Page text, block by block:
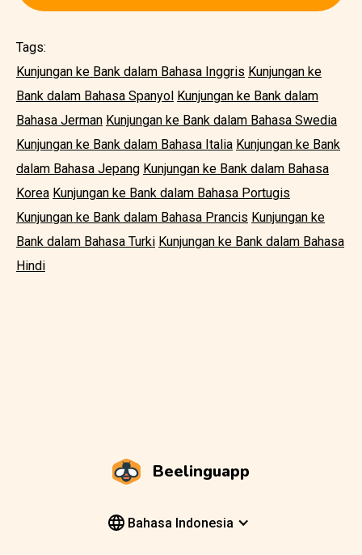
Tags:
Kunjungan ke Bank dalam Bahasa Inggris Kunjungan ke
Bank dalam Bahasa Spanyol Kunjungan ke Bank dalam
Bahasa Jerman Kunjungan ke Bank dalam Bahasa Swedia
Kunjungan ke Bank dalam Bahasa Italia Kunjungan ke Bank
dalam Bahasa Jepang Kunjungan ke Bank dalam Bahasa
Korea Kunjungan ke Bank dalam Bahasa Portugis
Kunjungan ke Bank dalam Bahasa Prancis Kunjungan ke
Bank dalam Bahasa Turki Kunjungan ke Bank dalam Bahasa
Hindi
Beelinguapp
Bahasa Indonesia